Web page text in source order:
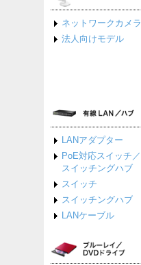
ネットワークカメラ
法人向けモデル
LANアダプター
PoE対応スイッチ／
スイッチングハブ
スイッチ
スイッチングハブ
LANケーブル